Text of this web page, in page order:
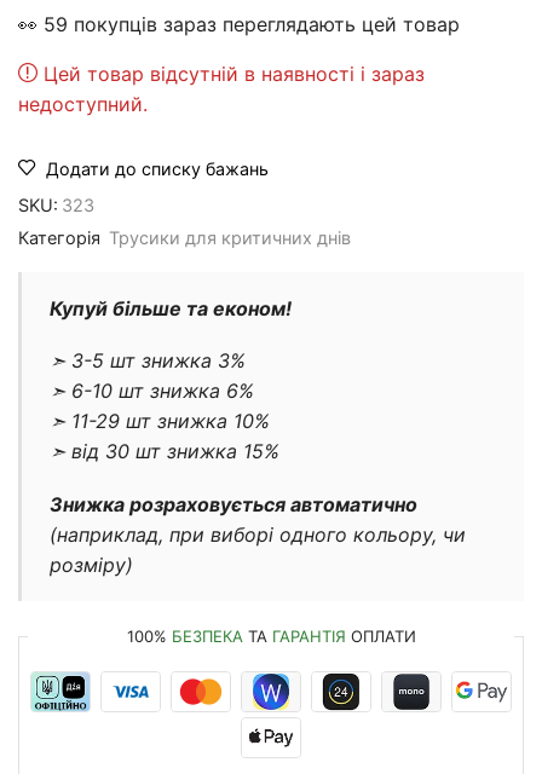
👀 59 покупців зараз переглядають цей товар
Цей товар відсутній в наявності і зараз
недоступний.
Додати до списку бажань
SKU: 323
Категорія Трусики для критичних днів
Купуй більше та економ!
➣ 3-5 шт знижка 3%
➣ 6-10 шт знижка 6%
➣ 11-29 шт знижка 10%
➣ від 30 шт знижка 15%
Знижка розраховується автоматично
(наприклад, при виборі одного кольору, чи
розміру)
100% БЕЗПЕКАТА ГАРАНТІЯ ОПЛАТИ